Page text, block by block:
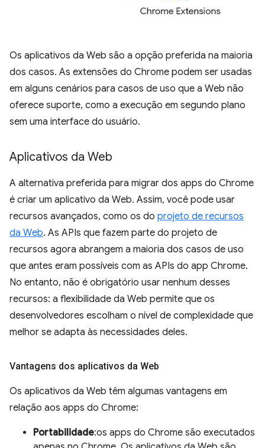
Os aplicativos da Web são a opção preferida na maioria
dos casos. As extensões do Chrome podem ser usadas
em alguns cenários para casos de uso que a Web não
oferece suporte, como a execução em segundo plano
sem uma interface do usuário.
Aplicativos da Web
A alternativa preferida para migrar dos apps do Chrome
é criar um aplicativo da Web. Assim, você pode usar
recursos avançados, como os do projeto de recursos
da Web. As APIs que fazem parte do projeto de
recursos agora abrangem a maioria dos casos de uso
que antes eram possíveis com as APIs do app Chrome.
No entanto, não é obrigatório usar nenhum desses
recursos: a flexibilidade da Web permite que os
desenvolvedores escolham o nível de complexidade que
melhor se adapta às necessidades deles.
Vantagens dos aplicativos da Web
Os aplicativos da Web têm algumas vantagens em
relação aos apps do Chrome:
Portabilidade:os apps do Chrome são executados